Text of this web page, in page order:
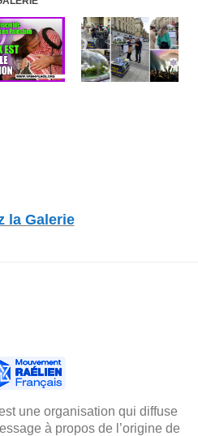
la Galerie
une organisation qui diffuse
à propos de l’origine de